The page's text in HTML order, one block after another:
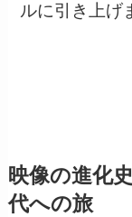
ルに引き上げ
映像の進化
代への旅